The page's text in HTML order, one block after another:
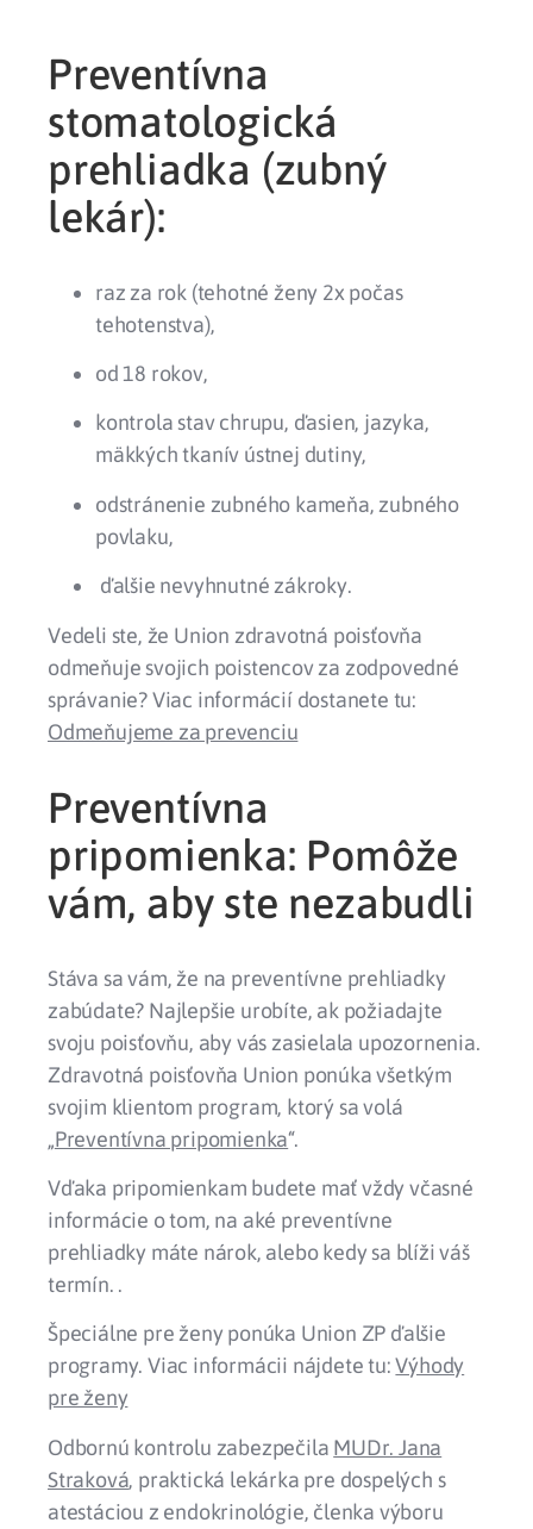
Preventívna
stomatologická
prehliadka (zubný
lekár):
raz za rok (tehotné ženy 2x počas
tehotenstva),
od 18 rokov,
kontrola stav chrupu, ďasien, jazyka,
mäkkých tkanív ústnej dutiny,
odstránenie zubného kameňa, zubného
povlaku,
ďalšie nevyhnutné zákroky.
Vedeli ste, že Union zdravotná poisťovňa
odmeňuje svojich poistencov za zodpovedné
správanie? Viac informácií dostanete tu:
Odmeňujeme za prevenciu
Preventívna
pripomienka: Pomôže
vám, aby ste nezabudli
Stáva sa vám, že na preventívne prehliadky
zabúdate? Najlepšie urobíte, ak požiadajte
svoju poisťovňu, aby vás zasielala upozornenia.
Zdravotná poisťovňa Union ponúka všetkým
svojim klientom program, ktorý sa volá
„Preventívna pripomienka“.
Vďaka pripomienkam budete mať vždy včasné
informácie o tom, na aké preventívne
prehliadky máte nárok, alebo kedy sa blíži váš
termín. .
Špeciálne pre ženy ponúka Union ZP ďalšie
programy. Viac informácii nájdete tu:Výhody
pre ženy
Odbornú kontrolu zabezpečila MUDr. Jana
Straková, praktická lekárka pre dospelých s
atestáciou z endokrinológie, členka výboru